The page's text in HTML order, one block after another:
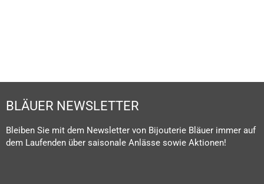
BLÄUER NEWSLETTER
Bleiben Sie mit dem Newsletter von Bijouterie Bläuer immer auf
dem Laufenden über saisonale Anlässe sowie Aktionen!